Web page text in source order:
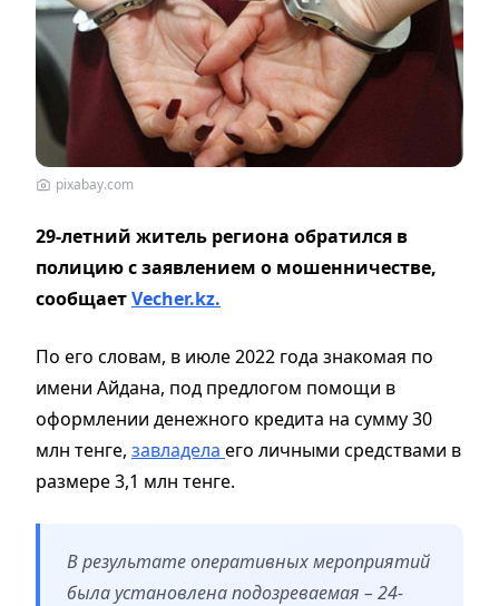
pixabay.com
29-летний житель региона обратился в
полицию с заявлением о мошенничестве,
сообщаетVecher.kz.
По его словам, в июле 2022 года знакомая по
имени Айдана, под предлогом помощи в
оформлении денежного кредита на сумму 30
млн тенге, завладела его личными средствами в
размере 3,1 млн тенге.
В результате оперативных мероприятий
была установлена подозреваемая – 24-